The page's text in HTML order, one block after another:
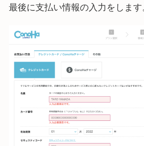
最後に支払い情報の入力をします